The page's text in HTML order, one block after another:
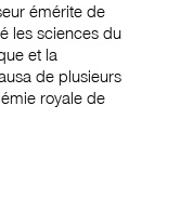
émérite de
les sciences du
et la
de plusieurs
royale de